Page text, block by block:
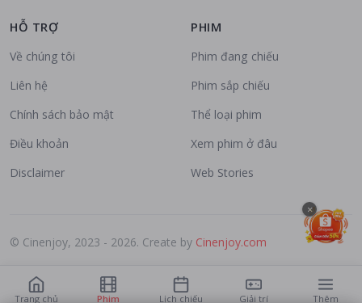
HỖ TRỢ
Về chúng tôi
Liên hệ
Chính sách bảo mật
Điều khoản
Disclaimer
PHIM
Phim đang chiếu
Phim sắp chiếu
Thể loại phim
Xem phim ở đâu
Web Stories
© Cinenjoy, 2023 - 2026. Create by Cinenjoy.com
Trang chủ Phim Lịch chiếu Giải trí Thêm
×